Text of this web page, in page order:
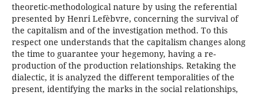
theoretic-methodological nature by using the referential
presented by Henri Lefèbvre, concerning the survival of
the capitalism and of the investigation method. To this
respect one understands that the capitalism changes along
the time to guarantee your hegemony, having a re-
production of the production relationships. Retaking the
dialectic, it is analyzed the different temporalities of the
present, identifying the marks in the social relationships,